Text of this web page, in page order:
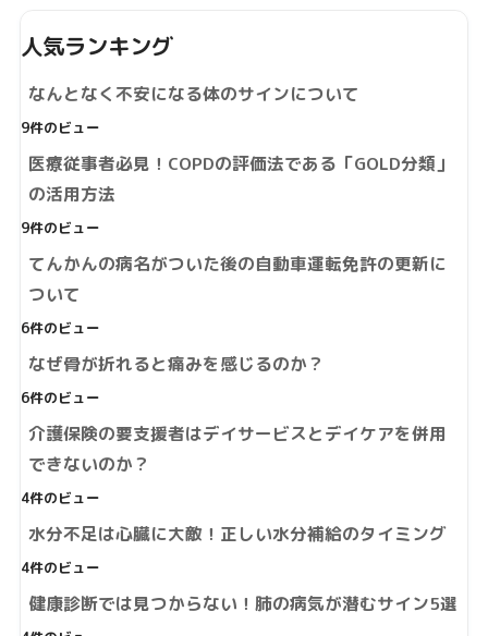
人気ランキング
なんとなく不安になる体のサインについて
9件のビュー
医療従事者必見！COPDの評価法である「GOLD分類」
の活用方法
9件のビュー
てんかんの病名がついた後の自動車運転免許の更新に
ついて
6件のビュー
なぜ骨が折れると痛みを感じるのか？
6件のビュー
介護保険の要支援者はデイサービスとデイケアを併用
できないのか？
4件のビュー
水分不足は心臓に大敵！正しい水分補給のタイミング
4件のビュー
健康診断では見つからない！肺の病気が潜むサイン5選